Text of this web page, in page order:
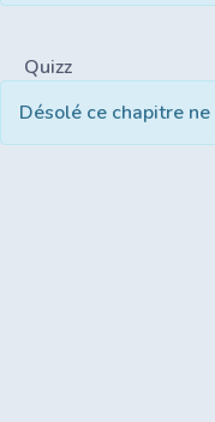
Quizz
Désolé ce chapitre